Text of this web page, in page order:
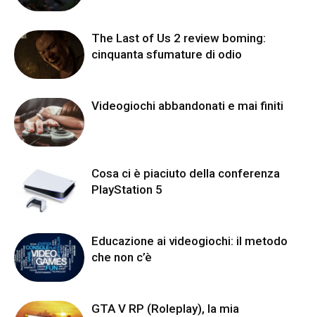
The Last of Us 2 review boming:
cinquanta sfumature di odio
Videogiochi abbandonati e mai finiti
Cosa ci è piaciuto della conferenza
PlayStation 5
Educazione ai videogiochi: il metodo
che non c’è
GTA V RP (Roleplay), la mia